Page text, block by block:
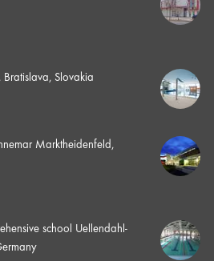
Slovakia
Marktheidenfeld,
school Uellendahl-